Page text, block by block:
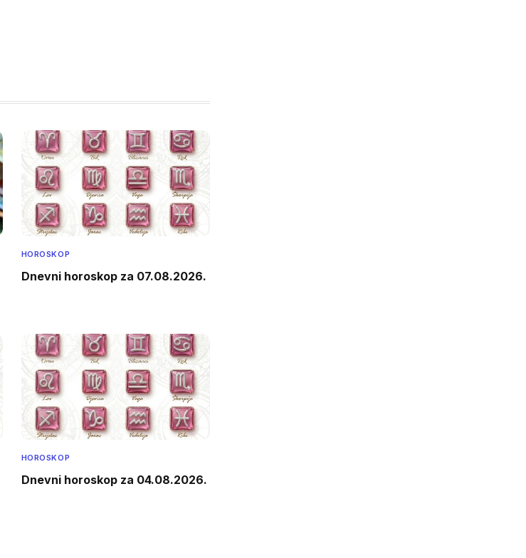
HOROSKOP
Dnevni horoskop za 07.08.2026.
HOROSKOP
Dnevni horoskop za 04.08.2026.